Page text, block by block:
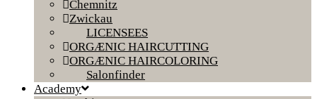
Chemnitz
Zwickau
LICENSEES
ORGÆNIC HAIRCUTTING
ORGÆNIC HAIRCOLORING
Salonfinder
Academy